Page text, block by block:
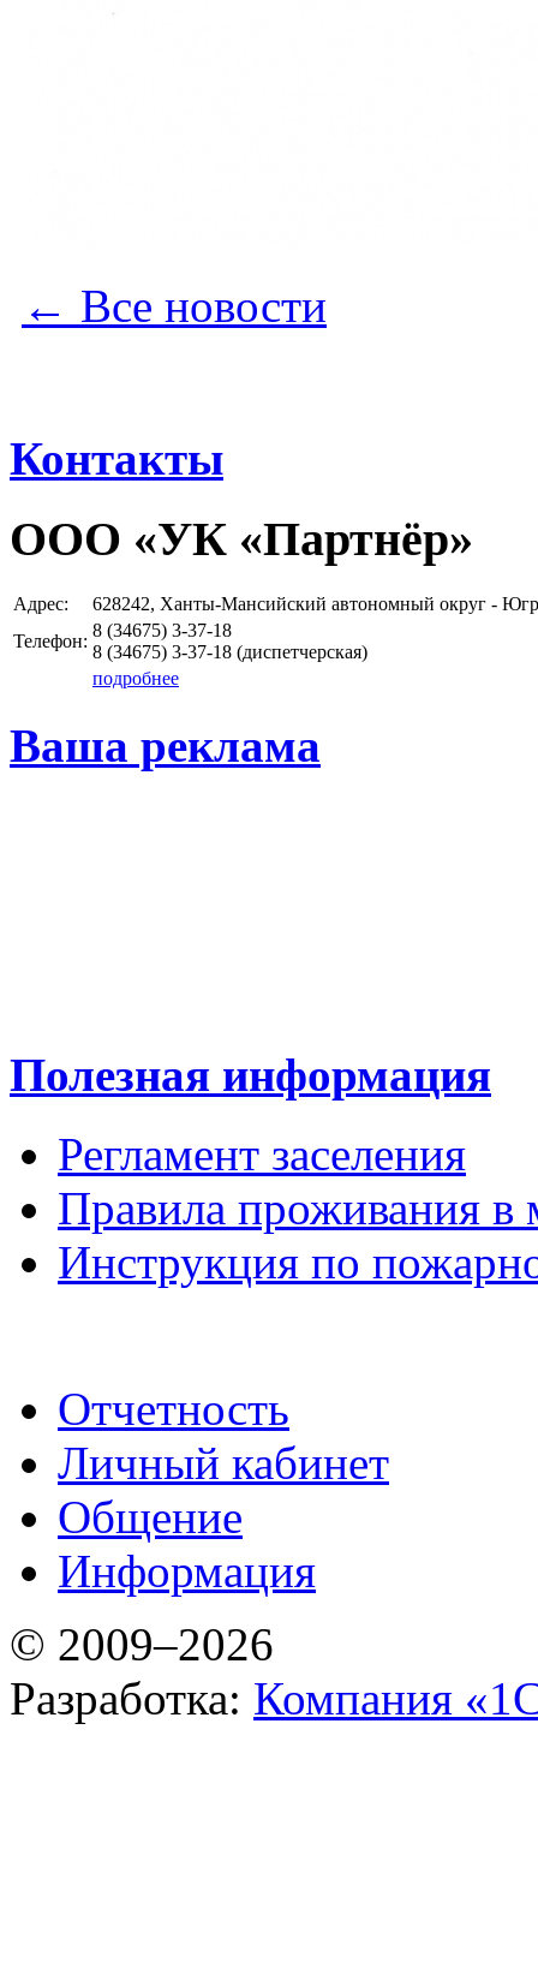
← Все новости
Контакты
ООО «УК «Партнёр»
Адрес:
628242, Ханты-Мансийский автономный округ -
Телефон:
8 (34675) 3-37-18
8 (34675) 3-37-18 (диспетчерская)
подробнее
Ваша реклама
Полезная информация
Регламент заселения
Правила проживания в
Инструкция по
Отчетность
Личный кабинет
Общение
Информация
© 2009–2026
Разработка: Компания